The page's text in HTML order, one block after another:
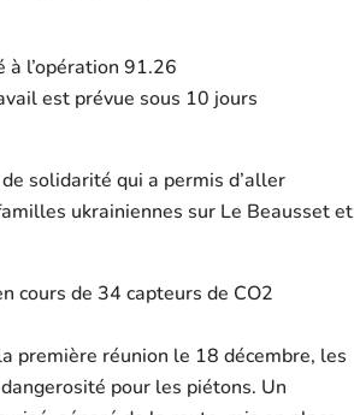
l’opération 91.26
est prévue sous 10 jours
solidarité qui a permis d’aller
ukrainiennes sur Le Beausset et
cours de 34 capteurs de CO2
première réunion le 18 décembre, les
pour les piétons. Un